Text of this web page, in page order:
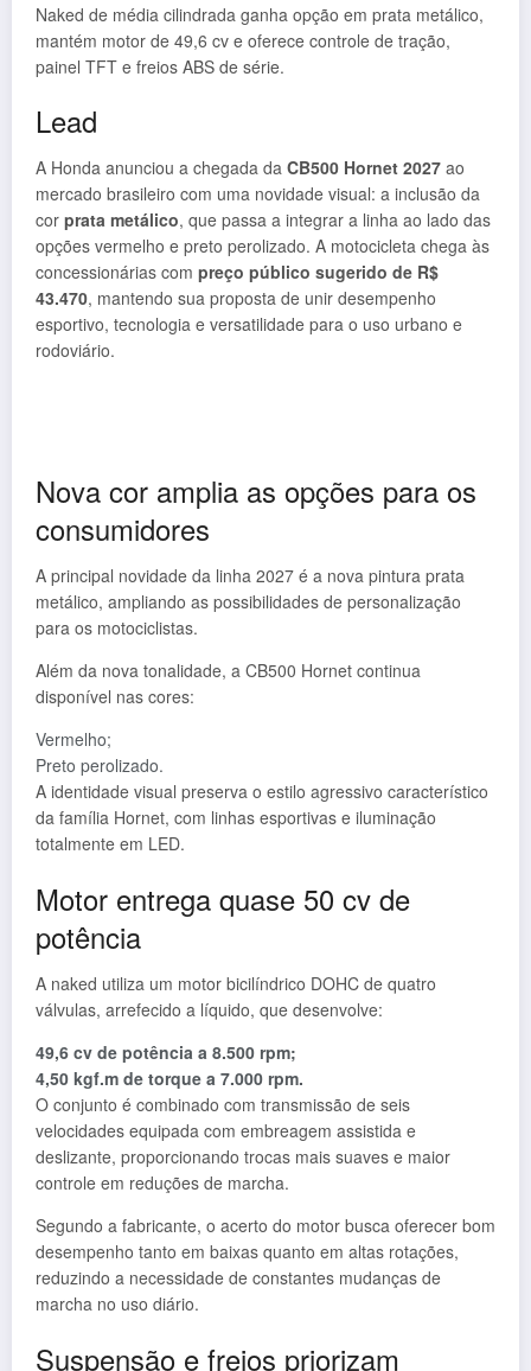
Naked de média cilindrada ganha opção em prata metálico,
mantém motor de 49,6 cv e oferece controle de tração,
painel TFT e freios ABS de série.
Lead
A Honda anunciou a chegada da CB500 Hornet 2027 ao
mercado brasileiro com uma novidade visual: a inclusão da
cor prata metálico, que passa a integrar a linha ao lado das
opções vermelho e preto perolizado. A motocicleta chega às
concessionárias com preço público sugerido de R$
43.470, mantendo sua proposta de unir desempenho
esportivo, tecnologia e versatilidade para o uso urbano e
rodoviário.
Nova cor amplia as opções para os
consumidores
A principal novidade da linha 2027 é a nova pintura prata
metálico, ampliando as possibilidades de personalização
para os motociclistas.
Além da nova tonalidade, a CB500 Hornet continua
disponível nas cores:
Vermelho;
Preto perolizado.
A identidade visual preserva o estilo agressivo característico
da família Hornet, com linhas esportivas e iluminação
totalmente em LED.
Motor entrega quase 50 cv de
potência
A naked utiliza um motor bicilíndrico DOHC de quatro
válvulas, arrefecido a líquido, que desenvolve:
49,6 cv de potência a 8.500 rpm;
4,50 kgf.m de torque a 7.000 rpm.
O conjunto é combinado com transmissão de seis
velocidades equipada com embreagem assistida e
deslizante, proporcionando trocas mais suaves e maior
controle em reduções de marcha.
Segundo a fabricante, o acerto do motor busca oferecer bom
desempenho tanto em baixas quanto em altas rotações,
reduzindo a necessidade de constantes mudanças de
marcha no uso diário.
Suspensão e freios priorizam